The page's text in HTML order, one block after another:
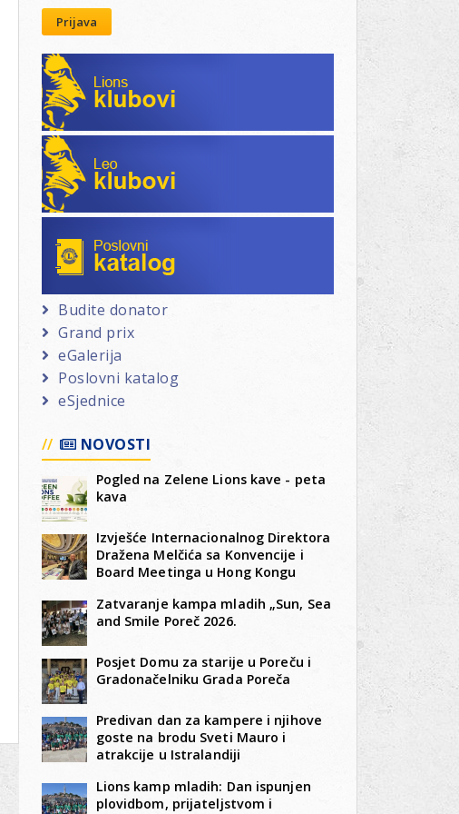
Prijava
Lions klubovi
Leo klubovi
Budite donator
Grand prix
eGalerija
Poslovni katalog
eSjednice
NOVOSTI
Pogled na Zelene Lions kave - peta
kava
Izvješće Internacionalnog Direktora
Dražena Melčića sa Konvencije i
Board Meetinga u Hong Kongu
Zatvaranje kampa mladih „Sun, Sea
and Smile Poreč 2026.
Posjet Domu za starije u Poreču i
Gradonačelniku Grada Poreča
Predivan dan za kampere i njihove
goste na brodu Sveti Mauro i
atrakcije u Istralandiji
Lions kamp mladih: Dan ispunjen
plovidbom, prijateljstvom i